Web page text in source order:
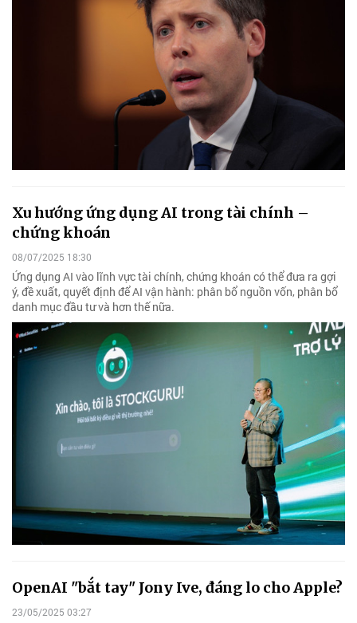
Xu hướng ứng dụng AI trong tài chính –
chứng khoán
08/07/2025 18:30
Ứng dụng AI vào lĩnh vực tài chính, chứng khoán có thể đưa ra gợi
ý, đề xuất, quyết định để AI vận hành: phân bổ nguồn vốn, phân bổ
danh mục đầu tư và hơn thế nữa.
OpenAI "bắt tay" Jony Ive, đáng lo cho Apple?
23/05/2025 03:27